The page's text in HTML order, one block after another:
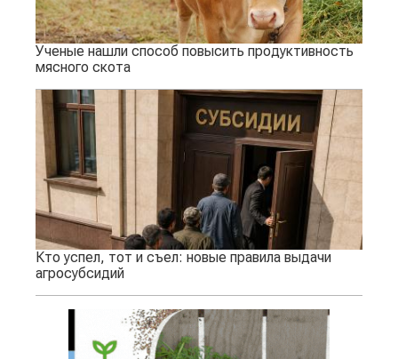
Ученые нашли способ повысить продуктивность
мясного скота
Кто успел, тот и съел: новые правила выдачи
агросубсидий